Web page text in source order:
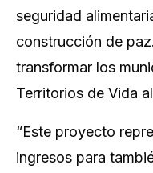
seguridad
construcción de
transformar los
Territorios de Vida
“Este proyecto
ingresos para